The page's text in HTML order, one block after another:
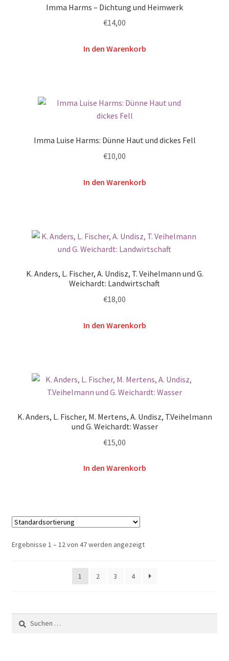
Imma Harms – Dichtung und Heimwerk
€14,00
In den Warenkorb
Imma Luise Harms: Dünne Haut und dickes Fell
€10,00
In den Warenkorb
K. Anders, L. Fischer, A. Undisz, T. Veihelmann und G.
Weichardt: Landwirtschaft
€18,00
In den Warenkorb
K. Anders, L. Fischer, M. Mertens, A. Undisz, T.Veihelmann
und G. Weichardt: Wasser
€15,00
In den Warenkorb
Ergebnisse 1 – 12 von 47 werden angezeigt
1 2 3 4
nach: